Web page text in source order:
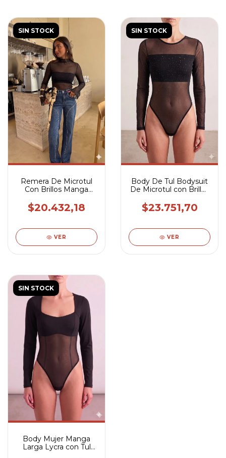
SIN STOCK
Remera De Microtul
Con Brillos Manga
$20.432,18
VER
SIN STOCK
Body De Tul Bodysuit
De Microtul con Brillos
Ganchito
$23.751,70
VER
SIN STOCK
Body Mujer Manga
Larga Lycra con Tul